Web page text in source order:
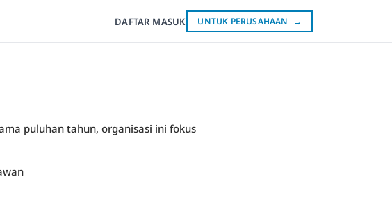
DAFTAR MASUK UNTUK PERUSAHAAN →
puluhan tahun, organisasi ini fokus